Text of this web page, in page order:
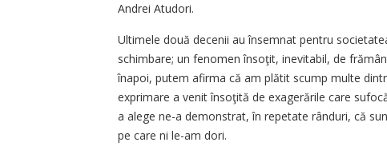
Andrei Atudori.
Ultimele două decenii au însemnat pentru
schimbare; un fenomen însoţit, inevitabil, de
înapoi, putem afirma că am plătit scump multe
exprimare a venit însoţită de exagerările care
a alege ne-a demonstrat, în repetate rânduri, că
pe care ni le-am dori.